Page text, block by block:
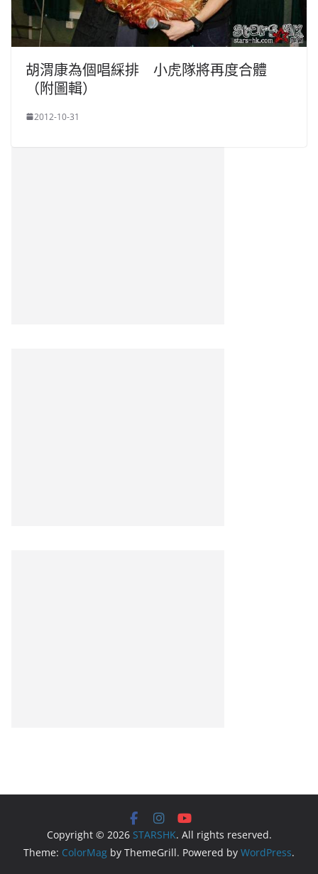
胡渭康為個唱綵排 小虎隊將再度合體
（附圖輯）
2012-10-31
Copyright © 2026 STARSHK. All rights reserved.
Theme: ColorMag by ThemeGrill. Powered by WordPress.